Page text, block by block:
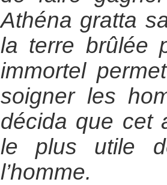
Athéna gratta
la terre brûlée
immortel
soigner les
décida que cet
le plus utile
l’homme.